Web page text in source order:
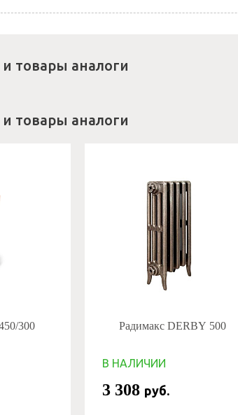
товары аналоги
товары аналоги
300 Радимакс DERBY 500
В НАЛИЧИИ
3 308 руб.